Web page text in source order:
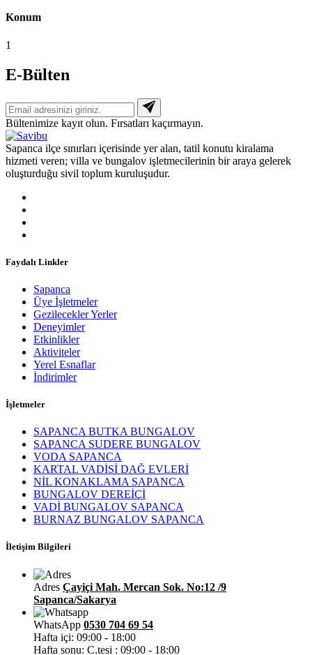
Konum
1
E-Bülten
Bültenimize kayıt olun. Fırsatları kaçırmayın.
Sapanca ilçe sınırları içerisinde yer alan, tatil konutu kiralama
hizmeti veren; villa ve bungalov işletmecilerinin bir araya gelerek
oluşturduğu sivil toplum kuruluşudur.
Faydalı Linkler
Sapanca
Üye İşletmeler
Gezilecekler Yerler
Deneyimler
Etkinlikler
Aktiviteler
Yerel Esnaflar
İndirimler
İşletmeler
SAPANCA BUTKA BUNGALOV
SAPANCA SUDERE BUNGALOV
VODA SAPANCA
KARTAL VADİSİ DAĞ EVLERİ
NİL KONAKLAMA SAPANCA
BUNGALOV DEREİÇİ
VADİ BUNGALOV SAPANCA
BURNAZ BUNGALOV SAPANCA
İletişim Bilgileri
Adres Çayiçi Mah. Mercan Sok. No:12 /9
Sapanca/Sakarya
WhatsApp 0530 704 69 54
Hafta içi: 09:00 - 18:00
Hafta sonu: C.tesi : 09:00 - 18:00